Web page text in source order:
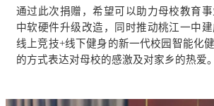
通过此次捐赠，希望可以助力母校教育
中软硬件升级改造，同时推动桃江一中
线上竞技+线下健身的新一代校园智能化
的方式表达对母校的感激及对家乡的热爱。